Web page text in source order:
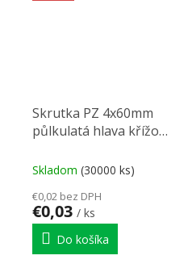
Skrutka PZ 4x60mm
půlkulatá hlava křížová
Skladom (30000 ks)
€0,02 bez DPH
€0,03 / ks
Do košíka